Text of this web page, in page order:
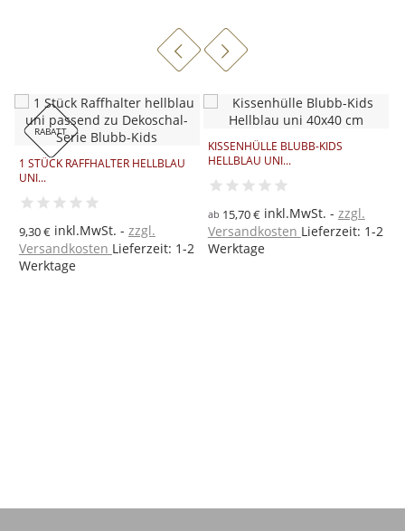
RABATT
1 STÜCK RAFFHALTER HELLBLAU
UNI...
9,30 €inkl.MwSt.
zzgl.
Versandkosten Lieferzeit: 1-2
Werktage
KISSENHÜLLE BLUBB-KIDS
HELLBLAU UNI...
ab 15,70 €inkl.MwSt.
zzgl.
Versandkosten Lieferzeit: 1-2
Werktage